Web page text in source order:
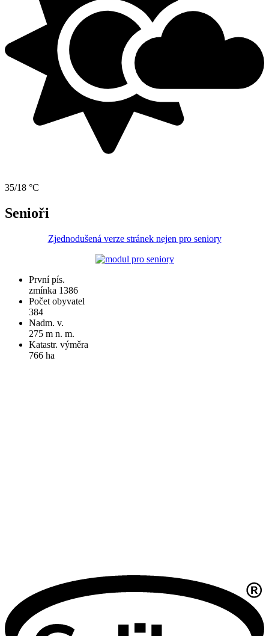
35/18 °C
Senioři
Zjednodušená verze stránek nejen pro seniory
První pís.
zmínka 1386
Počet obyvatel
384
Nadm. v.
275 m n. m.
Katastr. výměra
766 ha